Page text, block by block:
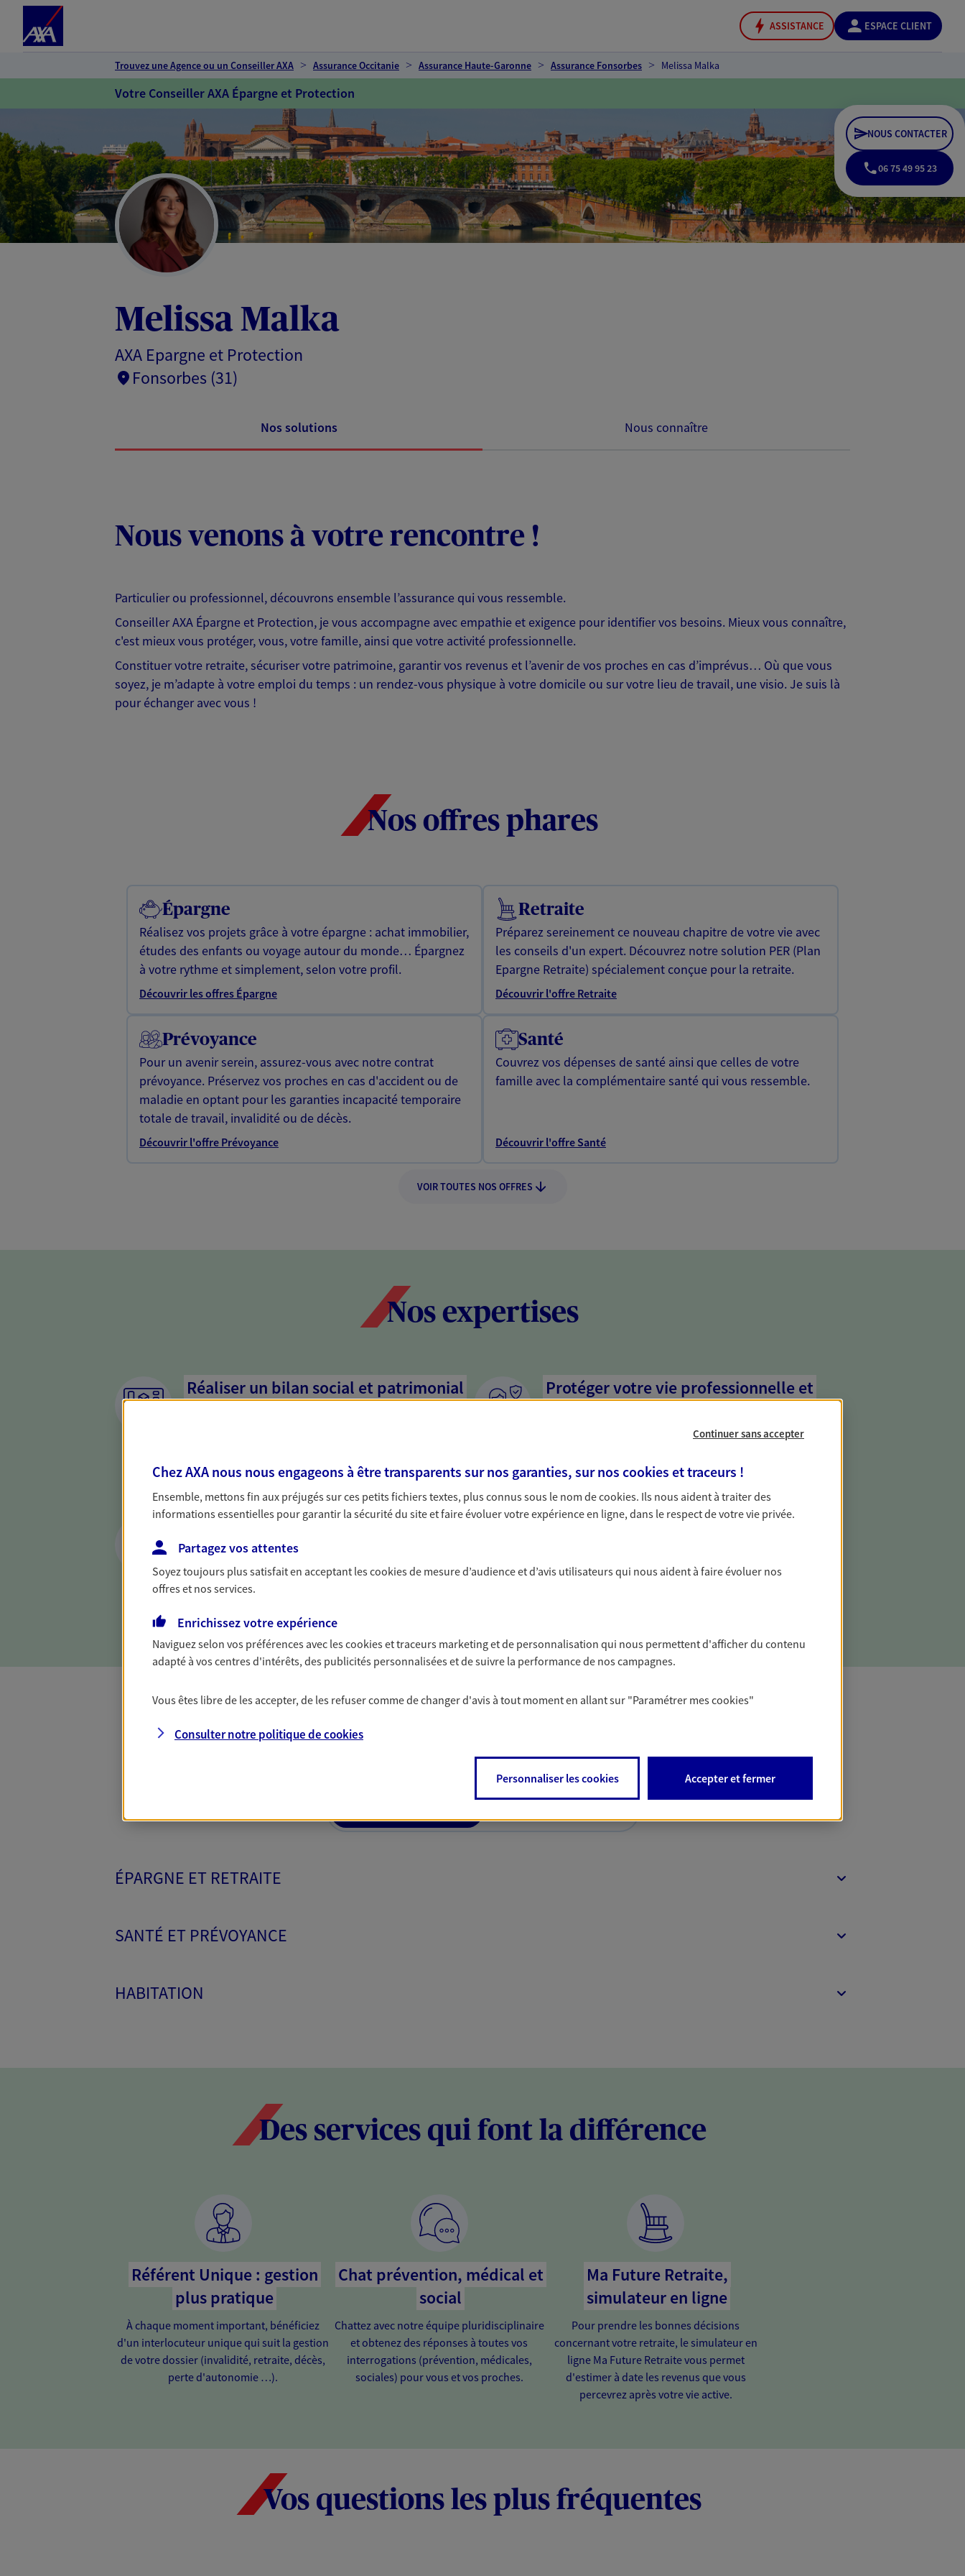
ASSISTANCE ESPACE CLIENT
Trouvez une Agence ou un Conseiller AXA Assurance Occitanie Assurance Haute-Garonne Assurance Fonsorbes Melissa Malka
Votre Conseiller AXA Épargne et Protection
Melissa Malka
AXA Epargne et Protection
Fonsorbes (31)
NOUS CONTACTER
06 75 49 95 23
Nos solutions Nous connaître
Nous venons à votre rencontre !
Particulier ou professionnel, découvrons ensemble l’assurance qui vous ressemble.
Conseiller AXA Épargne et Protection, je vous accompagne avec empathie et exigence pour identifier vos besoins. Mieux vous connaître,
c'est mieux vous protéger, vous, votre famille, ainsi que votre activité professionnelle.
Constituer votre retraite, sécuriser votre patrimoine, garantir vos revenus et l’avenir de vos proches en cas d’imprévus… Où que vous
soyez, je m’adapte à votre emploi du temps : un rendez-vous physique à votre domicile ou sur votre lieu de travail, une visio. Je suis là
pour échanger avec vous !
Nos offres phares
Épargne
Réalisez vos projets grâce à votre épargne : achat immobilier,
études des enfants ou voyage autour du monde… Épargnez
à votre rythme et simplement, selon votre profil.
Découvrir les offres Épargne
Retraite
Préparez sereinement ce nouveau chapitre de votre vie avec
les conseils d'un expert. Découvrez notre solution PER (Plan
Epargne Retraite) spécialement conçue pour la retraite.
Découvrir l'offre Retraite
Prévoyance
Pour un avenir serein, assurez-vous avec notre contrat
prévoyance. Préservez vos proches en cas d'accident ou de
maladie en optant pour les garanties incapacité temporaire
totale de travail, invalidité ou de décès.
Découvrir l'offre Prévoyance
Santé
Couvrez vos dépenses de santé ainsi que celles de votre
famille avec la complémentaire santé qui vous ressemble.
Découvrir l'offre Santé
VOIR TOUTES NOS OFFRES
Nos expertises
Réaliser un bilan social et patrimonial
dresser un bilan complet de votre situation. Une analyse
solide pour vous formuler des conseils cohérents avec vos
besoins.
Protéger votre vie professionnelle et
Nous sommes à votre écoute pour vous proposer des
activité, mais aussi les risques liés à votre vie privée. Un seul
interlocuteur pour tous vos besoins, ça change tout.
Accompagner les chefs d'entreprise
En tant que chef d'entreprise, vos décisions engagent
chaque jour l'avenir de votre activité. Appuyez-vous sur nos
conseils pour faire les bons choix, protéger au mieux votre
Valoriser et transmettre votre
Préparez au mieux la transmission de votre patrimoine en
Toutes nos solutions AXA Épargne et Protection
ÉPARGNE ET RETRAITE
SANTÉ ET PRÉVOYANCE
HABITATION
Des services qui font la différence
Référent Unique : gestion
plus pratique
À chaque moment important, bénéficiez
d'un interlocuteur unique qui suit la gestion
de votre dossier (invalidité, retraite, décès,
perte d'autonomie …).
Chat prévention, médical et
social
Chattez avec notre équipe pluridisciplinaire
et obtenez des réponses à toutes vos
interrogations (prévention, médicales,
sociales) pour vous et vos proches.
Ma Future Retraite,
simulateur en ligne
Pour prendre les bonnes décisions
concernant votre retraite, le simulateur en
ligne Ma Future Retraite vous permet
d'estimer à date les revenus que vous
percevrez après votre vie active.
Vos questions les plus fréquentes
Continuer sans accepter
Chez AXA nous nous engageons à être transparents sur nos garanties, sur nos cookies et traceurs !
Ensemble, mettons fin aux préjugés sur ces petits fichiers textes, plus connus sous le nom decookies. Ils nous aident à traiter des
informations essentielles pour garantir la sécurité du site et faire évoluer votre expérience en ligne, dans le respect de votre vie privée.
Partagez vos attentes
Soyez toujours plus satisfait en acceptant lescookiesde mesure d’audience et d’avis utilisateurs qui nous aident à faire évoluer nos
offres et nos services.
Enrichissez votre expérience
Naviguez selon vos préférences avec lescookies et traceurs marketing et de personnalisation qui nous permettent d'afficher du contenu
adapté à vos centres d'intérêts, des publicités personnalisées et de suivre la performance de nos campagnes.
Vous êtes libre de les accepter, de les refuser comme de changer d'avis à tout moment en allant sur "Paramétrer mescookies"
Consulter notre politique decookies
Personnaliser les cookies Accepter et fermer